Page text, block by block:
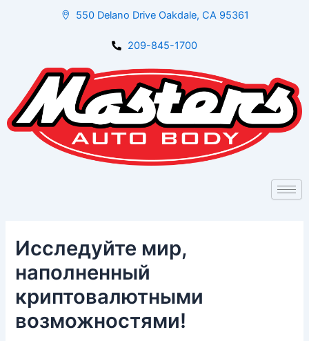
550 Delano Drive Oakdale, CA 95361
209-845-1700
Исследуйте мир,
наполненный
криптовалютными
возможностями!